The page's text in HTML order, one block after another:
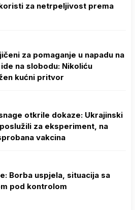
za netrpeljivost prema
za pomaganje u napadu na
na slobodu: Nikoliću
kućni pritvor
otkrile dokaze: Ukrajinski
za eksperiment, na
vakcina
Borba uspjela, situacija sa
pod kontrolom